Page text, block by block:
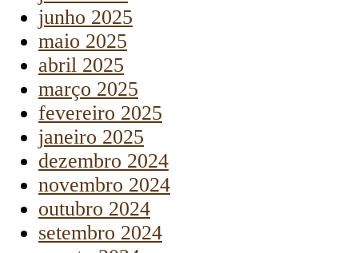
junho 2025
maio 2025
abril 2025
março 2025
fevereiro 2025
janeiro 2025
dezembro 2024
novembro 2024
outubro 2024
setembro 2024